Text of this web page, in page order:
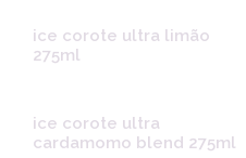
ice corote ultra limão
275ml
ice corote ultra
cardamomo blend 275ml